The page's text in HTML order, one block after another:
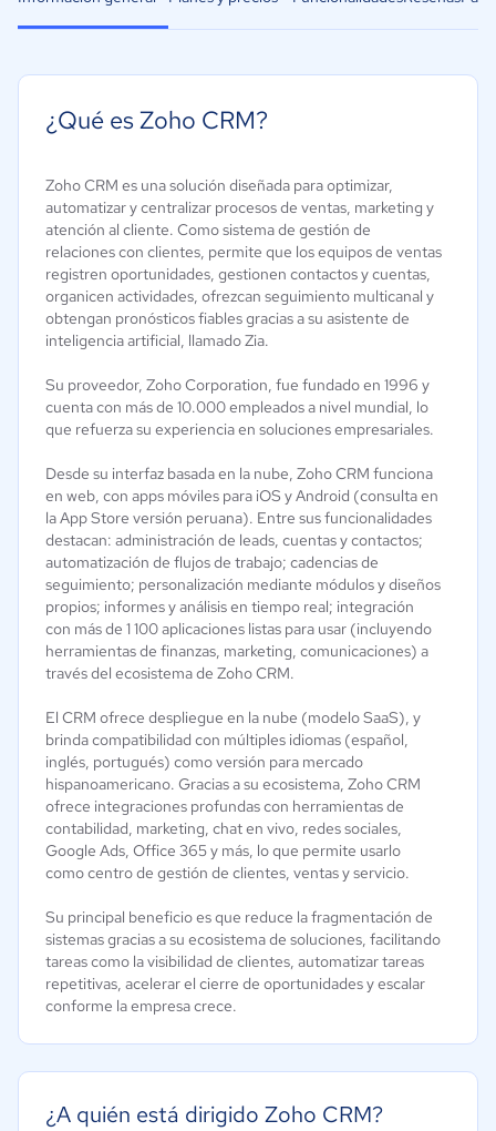
¿Qué es Zoho CRM?
Zoho CRM es una solución diseñada para optimizar,
automatizar y centralizar procesos de ventas, marketing y
atención al cliente. Como sistema de gestión de
relaciones con clientes, permite que los equipos de ventas
registren oportunidades, gestionen contactos y cuentas,
organicen actividades, ofrezcan seguimiento multicanal y
obtengan pronósticos fiables gracias a su asistente de
inteligencia artificial, llamado Zia.
Su proveedor, Zoho Corporation, fue fundado en 1996 y
cuenta con más de 10.000 empleados a nivel mundial, lo
que refuerza su experiencia en soluciones empresariales.
Desde su interfaz basada en la nube, Zoho CRM funciona
en web, con apps móviles para iOS y Android (consulta en
la App Store versión peruana). Entre sus funcionalidades
destacan: administración de leads, cuentas y contactos;
automatización de flujos de trabajo; cadencias de
seguimiento; personalización mediante módulos y diseños
propios; informes y análisis en tiempo real; integración
con más de 1 100 aplicaciones listas para usar (incluyendo
herramientas de finanzas, marketing, comunicaciones) a
través del ecosistema de Zoho CRM.
El CRM ofrece despliegue en la nube (modelo SaaS), y
brinda compatibilidad con múltiples idiomas (español,
inglés, portugués) como versión para mercado
hispanoamericano. Gracias a su ecosistema, Zoho CRM
ofrece integraciones profundas con herramientas de
contabilidad, marketing, chat en vivo, redes sociales,
Google Ads, Office 365 y más, lo que permite usarlo
como centro de gestión de clientes, ventas y servicio.
Su principal beneficio es que reduce la fragmentación de
sistemas gracias a su ecosistema de soluciones, facilitando
tareas como la visibilidad de clientes, automatizar tareas
repetitivas, acelerar el cierre de oportunidades y escalar
conforme la empresa crece.
¿A quién está dirigido Zoho CRM?